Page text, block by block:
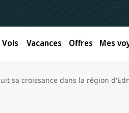
Vols Vacances Offres Mes
dans la région d'Edmonton grâce à